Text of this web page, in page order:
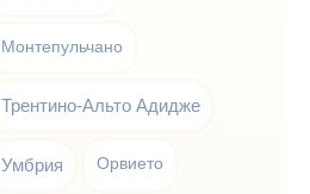
Монтепульчано
Трентино-Альто Адидже
Умбрия Орвието